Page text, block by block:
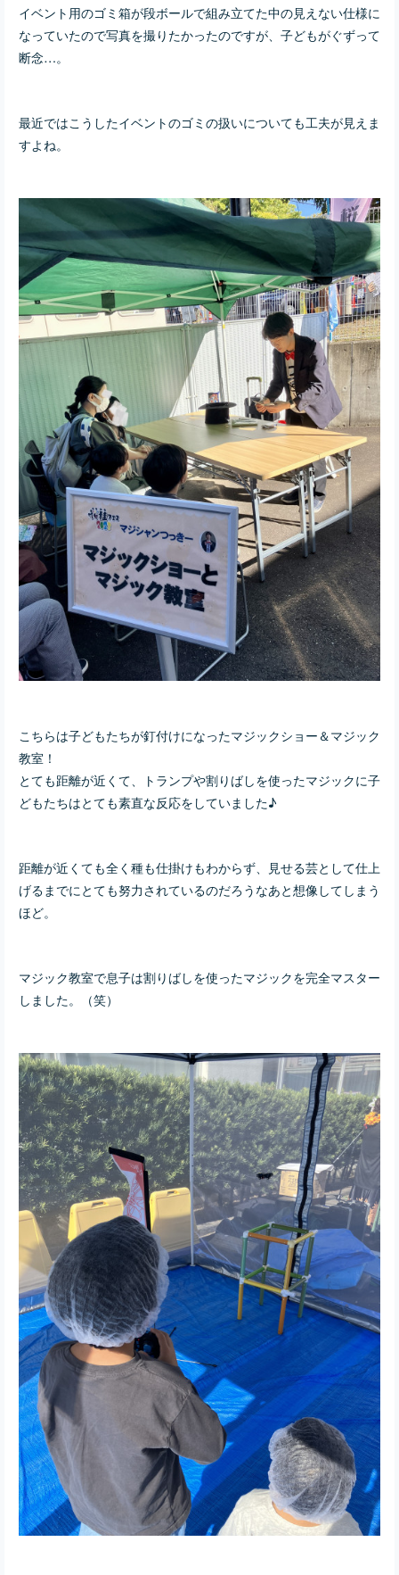
イベント用のゴミ箱が段ボールで組み立てた中の見えない仕様に
なっていたので写真を撮りたかったのですが、子どもがぐずって
断念…。
最近ではこうしたイベントのゴミの扱いについても工夫が見えま
すよね。
こちらは子どもたちが釘付けになったマジックショー＆マジック
教室！
とても距離が近くて、トランプや割りばしを使ったマジックに子
どもたちはとても素直な反応をしていました♪
距離が近くても全く種も仕掛けもわからず、見せる芸として仕上
げるまでにとても努力されているのだろうなあと想像してしまう
ほど。
マジック教室で息子は割りばしを使ったマジックを完全マスター
しました。（笑）